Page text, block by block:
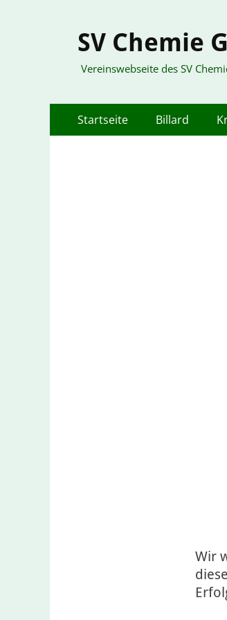
SV Chemie
Vereinswebseite des SV
Primäres
Menü
Inhalt
Startseite Billard
Wir